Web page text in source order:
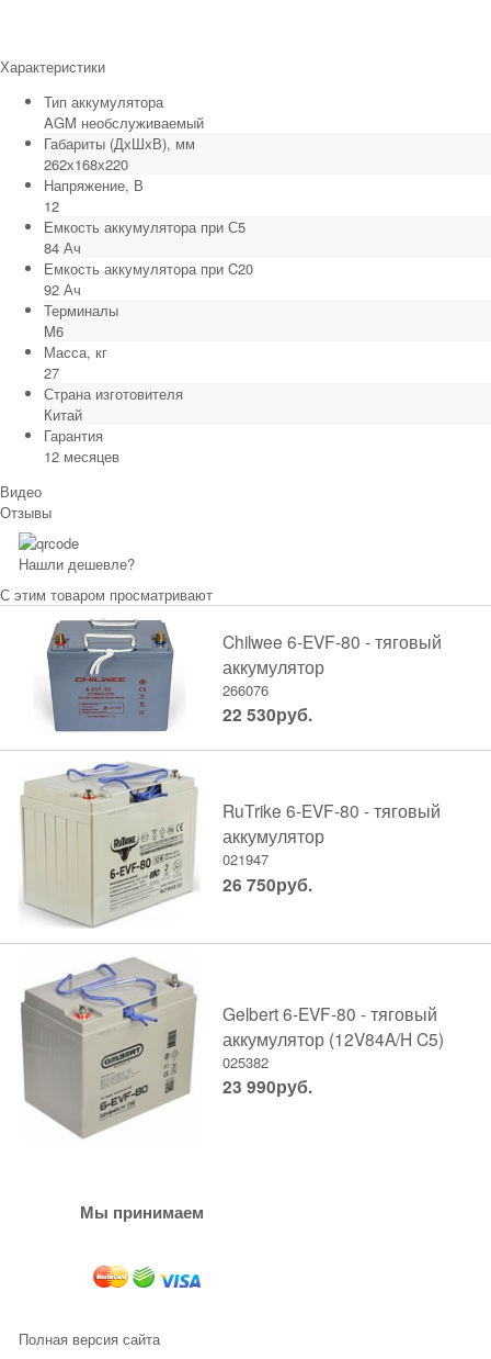
Характеристики
Тип аккумулятора
AGM необслуживаемый
Габариты (ДхШхВ), мм
262х168х220
Напряжение, В
12
Емкость аккумулятора при С5
84 Ач
Емкость аккумулятора при C20
92 Ач
Терминалы
M6
Масса, кг
27
Страна изготовителя
Китай
Гарантия
12 месяцев
Видео
Отзывы
Нашли дешевле?
С этим товаром просматривают
Chilwee 6-EVF-80 - тяговый
аккумулятор
266076
22 530руб.
RuTrike 6-EVF-80 - тяговый
аккумулятор
021947
26 750руб.
Gelbert 6-EVF-80 - тяговый
аккумулятор (12V84A/H C5)
025382
23 990руб.
Мы принимаем
Полная версия сайта